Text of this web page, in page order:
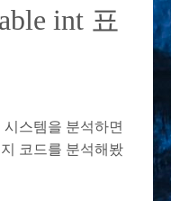
int 표
스템을 분석하면
코드를 분석해봤